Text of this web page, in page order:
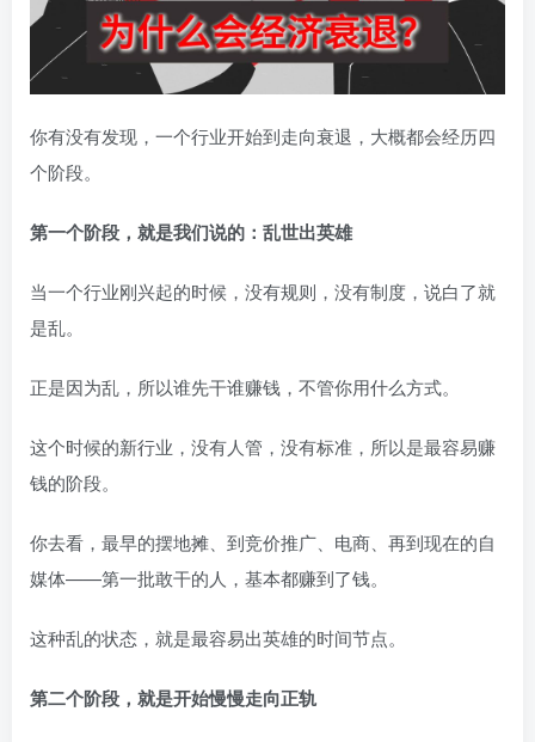
你有没有发现，一个行业开始到走向衰退，大概都会经历四
个阶段。
第一个阶段，就是我们说的：乱世出英雄
当一个行业刚兴起的时候，没有规则，没有制度，说白了就
是乱。
正是因为乱，所以谁先干谁赚钱，不管你用什么方式。
这个时候的新行业，没有人管，没有标准，所以是最容易赚
钱的阶段。
你去看，最早的摆地摊、到竞价推广、电商、再到现在的自
媒体——第一批敢干的人，基本都赚到了钱。
这种乱的状态，就是最容易出英雄的时间节点。
第二个阶段，就是开始慢慢走向正轨